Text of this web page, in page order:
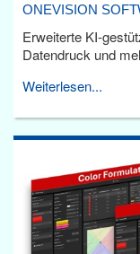
ONEVISION
Erweiterte KI-
Datendruck und
Weiterlesen...